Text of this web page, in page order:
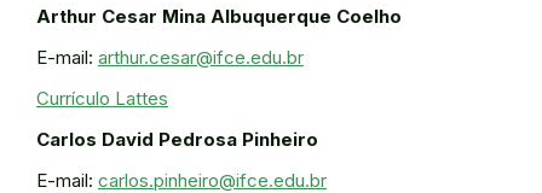
Arthur Cesar Mina Albuquerque Coelho
E-mail: arthur.cesar@ifce.edu.br
Currículo Lattes
Carlos David Pedrosa Pinheiro
E-mail: carlos.pinheiro@ifce.edu.br